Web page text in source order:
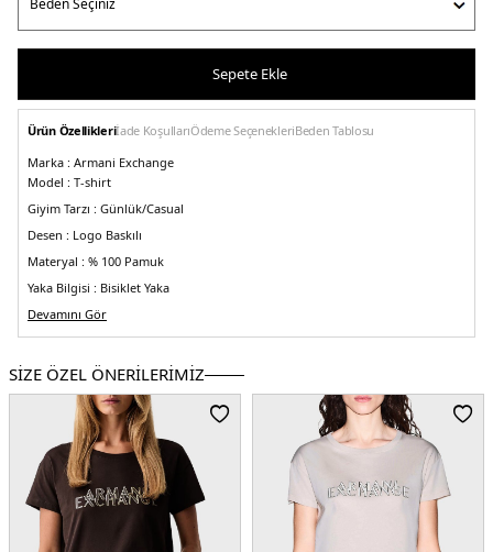
Sepete Ekle
Ürün Özellikleriİade KoşullarıÖdeme SeçenekleriBeden Tablosu
Marka : Armani Exchange
Model : T-shirt
Giyim Tarzı : Günlük/Casual
Desen : Logo Baskılı
Materyal : % 100 Pamuk
Yaka Bilgisi : Bisiklet Yaka
Kol Bilgisi :Kısa Kol
Kalıp Bilgisi :Slim Fit
Manken Ölçüsü :Boy : 1.78 cm / Göğüs : 81 cm / Bel : 60 cm / Basen : 89 cm /
- Omuzda 2 adet metal madalyon
Üretim Yeri :
Vietnam
5DK26DYT46YJ3RZ1000.25
Devamını Gör
SİZE ÖZEL ÖNERİLERİMİZ